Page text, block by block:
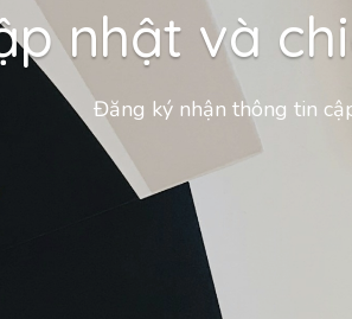
nhật và
Đăng ký nhận thông tin